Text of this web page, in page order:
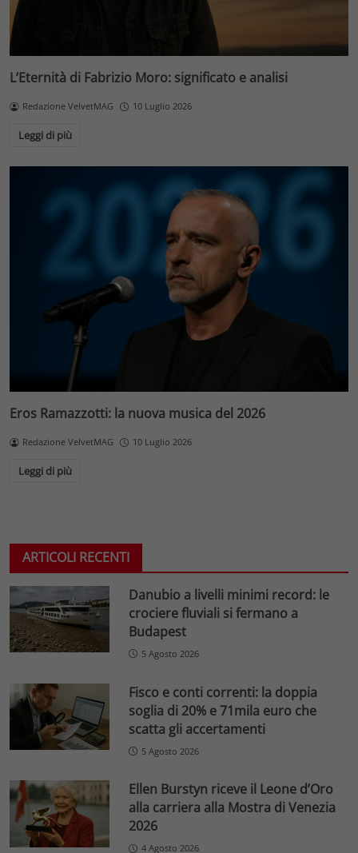
L’Eternità di Fabrizio Moro: significato e analisi
Redazione VelvetMAG 10 Luglio 2026
Leggi di più
Eros Ramazzotti: la nuova musica del 2026
Redazione VelvetMAG 10 Luglio 2026
Leggi di più
ARTICOLI RECENTI
Danubio a livelli minimi record: le
crociere fluviali si fermano a
Budapest
5 Agosto 2026
Fisco e conti correnti: la doppia
soglia di 20% e 71mila euro che
scatta gli accertamenti
5 Agosto 2026
Ellen Burstyn riceve il Leone d’Oro
alla carriera alla Mostra di Venezia
2026
4 Agosto 2026